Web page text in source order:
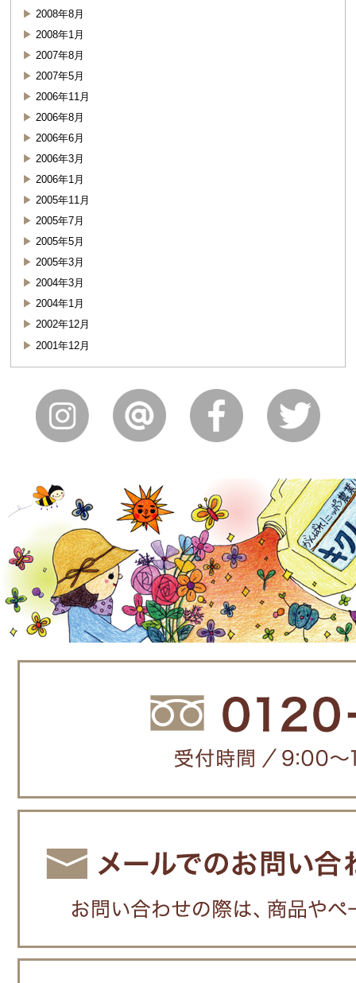
2008年8月
2008年1月
2007年8月
2007年5月
2006年11月
2006年8月
2006年6月
2006年3月
2006年1月
2005年11月
2005年7月
2005年5月
2005年3月
2004年3月
2004年1月
2002年12月
2001年12月